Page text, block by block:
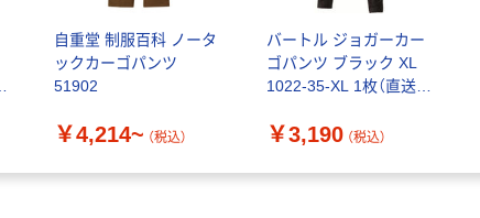
自重堂 制服百科 ノータ
ックカーゴパンツ
51902
￥4,214~ （税込）
バートル ジョガーカー
ゴパンツ ブラック XL
1022-35-XL 1枚（直送
￥3,190 （税込）